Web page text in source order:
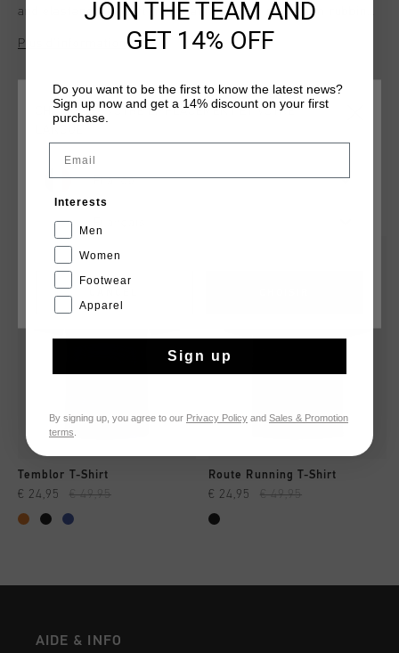
and elastane. The soft material keeps the shirt from rubbing
along the skin during any activity. Features stripes across T-
shirt with Cruyff Montserrat branding on chest. Composition:
Plus d’information
TU POURRAIS AIMER
Temblor T-Shirt
€ 24,95 € 49,95
Route Running T-Shirt
€ 24,95 € 49,95
AIDE & INFO
CHOISISSEZ VOTRE EMPLACEMENT ET VOTRE
France
JOIN THE TEAM AND
GET 14% OFF
Do you want to be the first to know the latest news?
Sign up now and get a 14% discount on your first
purchase.
Interests
Men
Women
Footwear
Apparel
Sign up
By signing up, you agree to our Privacy Policy and Sales & Promotion
terms